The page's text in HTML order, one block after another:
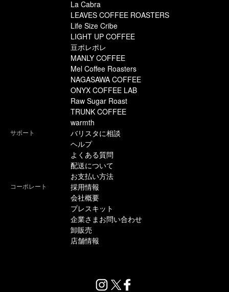
La Cabra
LEAVES COFFEE ROASTERS
Life Size Cribe
LIGHT UP COFFEE
豆ポレポレ
MANLY COFFEE
Mel Coffee Roasters
NAGASAWA COFFEE
ONYX COFFEE LAB
Raw Sugar Roast
TRUNK COFFEE
warmth
サポート
バリスタに相談
ヘルプ
よくある質問
配送について
お支払い方法
コーポレート
採用情報
会社概要
プレスキット
企業さまお問い合わせ
卸販売
店舗情報